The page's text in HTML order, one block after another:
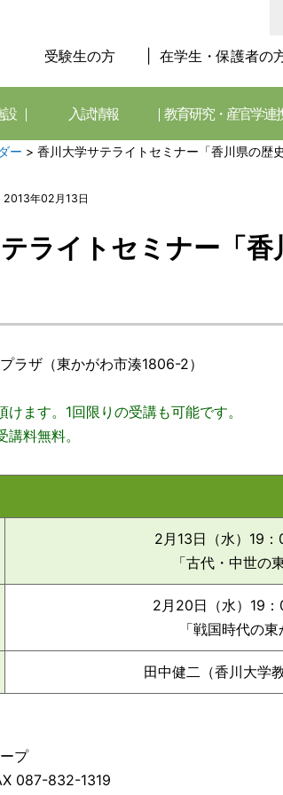
受験生の方 在学生・保護者の
設 入試情報 教育研究・産官学連
ー > 香川大学サテライトセミナー「香川県の歴
年02月13日
ライトセミナー「
ラザ（東かがわ市湊1806-2）
ます。1回限りの受講も可能です。
料無料。
2月13日（水）19
「古代・中世の
2月20日（水）19
「戦国時代の東
田中健二（香川大学
プ
087-832-1319